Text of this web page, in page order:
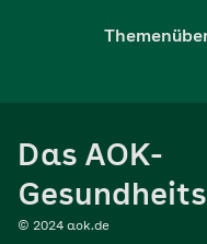
Sport
Das AOK-
© 2024 aok.de